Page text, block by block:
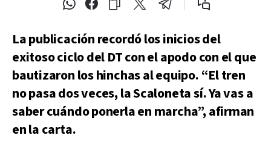
La publicación recordó los inicios del
exitoso ciclo del DT con el apodo con el que
bautizaron los hinchas al equipo. “El tren
no pasa dos veces, la Scaloneta sí. Ya vas a
saber cuándo ponerla en marcha”, afirman
en la carta.